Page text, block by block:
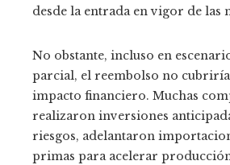
desde la entrada en vigor de las
No obstante, incluso en
parcial, el reembolso no
impacto financiero. Muchas
realizaron inversiones
riesgos, adelantaron
primas para acelerar